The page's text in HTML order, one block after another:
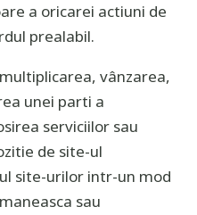
a oricarei actiuni de
prealabil.
vânzarea,
unei parti a
serviciilor sau
de site-ul
site-urilor intr-un mod
sau